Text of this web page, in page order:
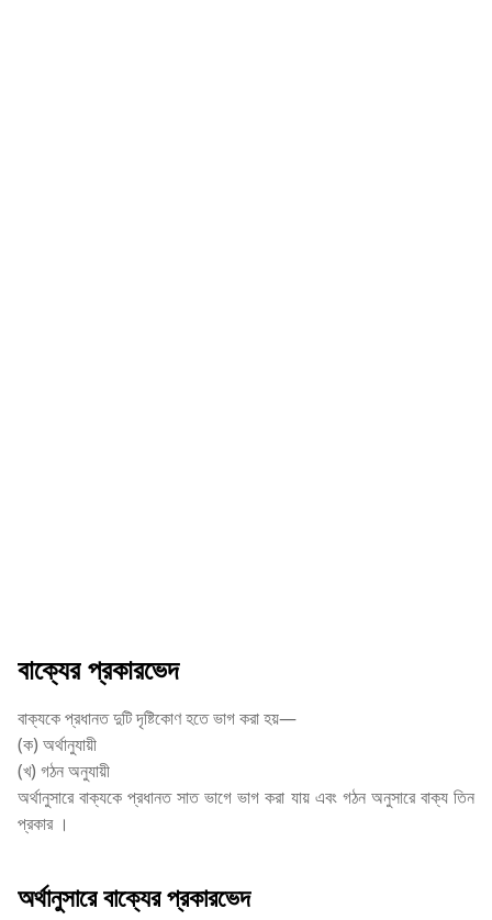
বাক্যের প্রকারভেদ
বাক্যকে প্রধানত দুটি দৃষ্টিকোণ হতে ভাগ করা হয়—
(ক) অর্থানুযায়ী
(খ) গঠন অনুযায়ী
অর্থানুসারে বাক্যকে প্রধানত সাত ভাগে ভাগ করা যায় এবং গঠন অনুসারে বাক্য তিন
প্রকার ।
অর্থানুসারে বাক্যের প্রকারভেদ